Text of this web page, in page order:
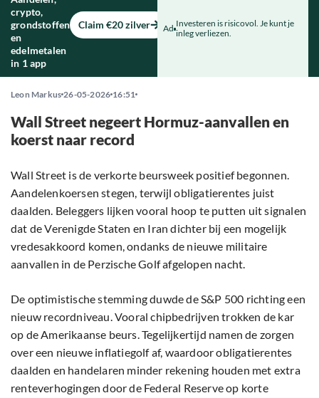
crypto,
grondstoffen
en
edelmetalen
in 1 app
Claim €20 zilver Ad Investeren is risicovol. Je kunt je
inleg verliezen.
Leon Markus 26-05-2026 16:51
Wall Street negeert Hormuz-aanvallen en
koerst naar record
Wall Street is de verkorte beursweek positief begonnen.
Aandelenkoersen stegen, terwijl obligatierentes juist
daalden. Beleggers lijken vooral hoop te putten uit signalen
dat de Verenigde Staten en Iran dichter bij een mogelijk
vredesakkoord komen, ondanks de nieuwe militaire
aanvallen in de Perzische Golf afgelopen nacht.
De optimistische stemming duwde de S&P 500 richting een
nieuw recordniveau. Vooral chipbedrijven trokken de kar
op de Amerikaanse beurs. Tegelijkertijd namen de zorgen
over een nieuwe inflatiegolf af, waardoor obligatierentes
daalden en handelaren minder rekening houden met extra
renteverhogingen door de Federal Reserve op korte